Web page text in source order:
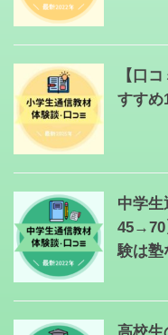
【口
すすめ
中学生
45→70
験は塾